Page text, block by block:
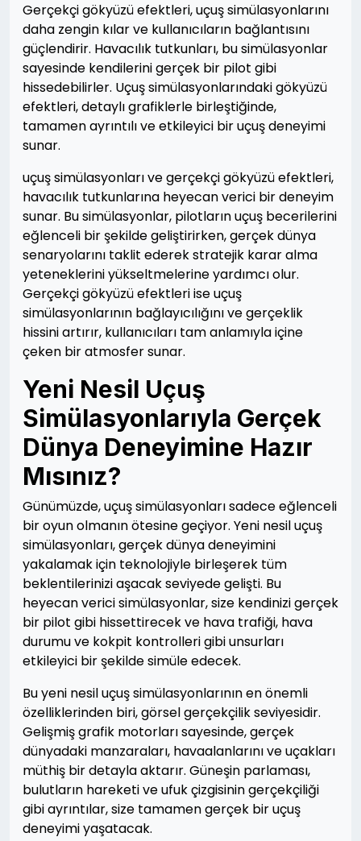
Gerçekçi gökyüzü efektleri, uçuş simülasyonlarını
daha zengin kılar ve kullanıcıların bağlantısını
güçlendirir. Havacılık tutkunları, bu simülasyonlar
sayesinde kendilerini gerçek bir pilot gibi
hissedebilirler. Uçuş simülasyonlarındaki gökyüzü
efektleri, detaylı grafiklerle birleştiğinde,
tamamen ayrıntılı ve etkileyici bir uçuş deneyimi
sunar.
uçuş simülasyonları ve gerçekçi gökyüzü efektleri,
havacılık tutkunlarına heyecan verici bir deneyim
sunar. Bu simülasyonlar, pilotların uçuş becerilerini
eğlenceli bir şekilde geliştirirken, gerçek dünya
senaryolarını taklit ederek stratejik karar alma
yeteneklerini yükseltmelerine yardımcı olur.
Gerçekçi gökyüzü efektleri ise uçuş
simülasyonlarının bağlayıcılığını ve gerçeklik
hissini artırır, kullanıcıları tam anlamıyla içine
çeken bir atmosfer sunar.
Yeni Nesil Uçuş
Simülasyonlarıyla Gerçek
Dünya Deneyimine Hazır
Mısınız?
Günümüzde, uçuş simülasyonları sadece eğlenceli
bir oyun olmanın ötesine geçiyor. Yeni nesil uçuş
simülasyonları, gerçek dünya deneyimini
yakalamak için teknolojiyle birleşerek tüm
beklentilerinizi aşacak seviyede gelişti. Bu
heyecan verici simülasyonlar, size kendinizi gerçek
bir pilot gibi hissettirecek ve hava trafiği, hava
durumu ve kokpit kontrolleri gibi unsurları
etkileyici bir şekilde simüle edecek.
Bu yeni nesil uçuş simülasyonlarının en önemli
özelliklerinden biri, görsel gerçekçilik seviyesidir.
Gelişmiş grafik motorları sayesinde, gerçek
dünyadaki manzaraları, havaalanlarını ve uçakları
müthiş bir detayla aktarır. Güneşin parlaması,
bulutların hareketi ve ufuk çizgisinin gerçekçiliği
gibi ayrıntılar, size tamamen gerçek bir uçuş
deneyimi yaşatacak.